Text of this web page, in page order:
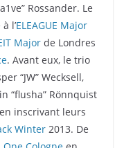
Rossander. Le
l’ELEAGUE Major
Major de Londres
. Avant eux, le trio
“JW” Wecksell,
“flusha” Rönnquist
inscrivant leurs
Winter 2013. De